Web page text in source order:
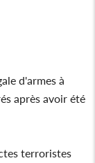
d'armes à
après avoir été
terroristes